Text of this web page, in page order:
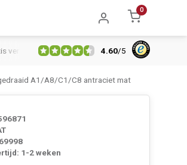
0
vanaf € 150 5% extra korting vanaf €
4.60/5
A1/A8/C1/C8 antraciet mat
1-2 weken